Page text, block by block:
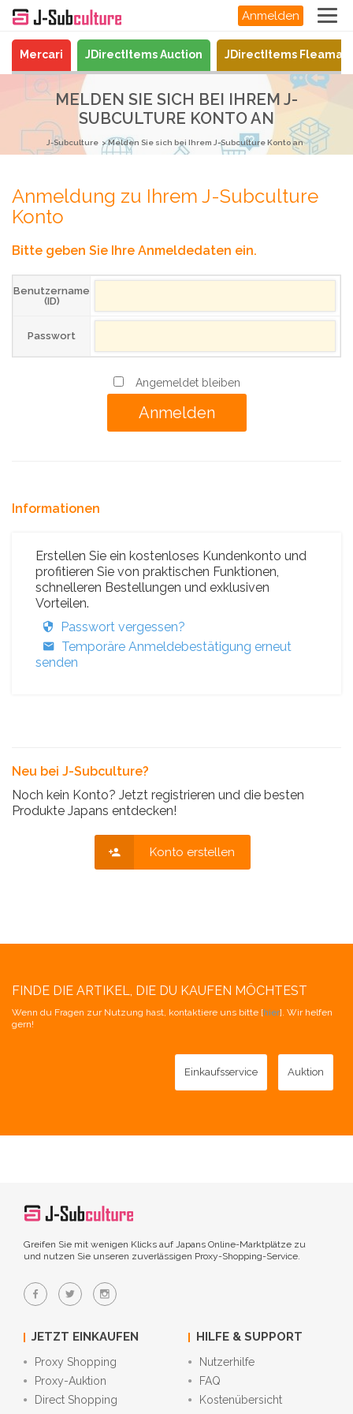
Anmelden
Mercari JDirectItems Auction JDirectItems
MELDEN SIE SICH BEI IHREM J-
SUBCULTURE KONTO AN
J-Subculture Melden Sie sich bei Ihrem J-Subculture Konto an
Anmeldung zu Ihrem J-Subculture
Konto
Bitte geben Sie Ihre Anmeldedaten ein.
Benutzername
(ID)
Passwort
Angemeldet bleiben
Informationen
Erstellen Sie ein kostenloses Kundenkonto und
profitieren Sie von praktischen Funktionen,
schnelleren Bestellungen und exklusiven
Vorteilen.
Passwort vergessen?
Temporäre Anmeldebestätigung erneut
senden
Neu bei J-Subculture?
Noch kein Konto? Jetzt registrieren und die besten
Produkte Japans entdecken!
Konto erstellen
FINDE DIE ARTIKEL, DIE DU KAUFEN MÖCHTEST
Wenn du Fragen zur Nutzung hast, kontaktiere uns bitte [hier]. Wir helfen
gern!
Einkaufsservice Auktion
Greifen Sie mit wenigen Klicks auf Japans Online-Marktplätze zu
und nutzen Sie unseren zuverlässigen Proxy-Shopping-Service.
JETZT EINKAUFEN
Proxy Shopping
Proxy-Auktion
Direct Shopping
HILFE & SUPPORT
Nutzerhilfe
FAQ
Kostenübersicht